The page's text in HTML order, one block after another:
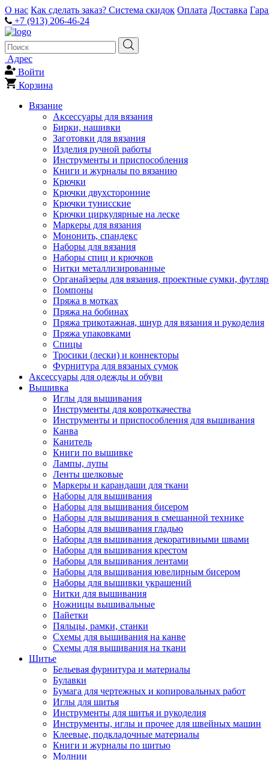
О нас Как сделать заказ? Система скидок Оплата Доставка
+7 (913) 206-46-24
Адрес
Войти
Корзина
Вязание
Аксессуары для вязания
Бирки, нашивки
Заготовки для вязания
Изделия ручной работы
Инструменты и приспособления
Книги и журналы по вязанию
Крючки
Крючки двухсторонние
Крючки тунисские
Крючки циркулярные на леске
Маркеры для вязания
Мононить, спандекс
Наборы для вязания
Наборы спиц и крючков
Нитки металлизированные
Органайзеры для вязания, проектные сумки,
Помпоны
Пряжа в мотках
Пряжа на бобинах
Пряжа трикотажная, шнур для вязания и рукоделия
Пряжа упаковками
Спицы
Тросики (лески) и коннекторы
Фурнитура для вязаных сумок
Аксессуары для одежды и обуви
Вышивка
Иглы для вышивания
Инструменты для ковроткачества
Инструменты и приспособления для вышивания
Канва
Канитель
Книги по вышивке
Лампы, лупы
Ленты шелковые
Маркеры и карандаши для ткани
Наборы для вышивания
Наборы для вышивания бисером
Наборы для вышивания в смешанной технике
Наборы для вышивания гладью
Наборы для вышивания декоративными швами
Наборы для вышивания крестом
Наборы для вышивания лентами
Наборы для вышивания ювелирным бисером
Наборы для вышивки украшений
Нитки для вышивания
Ножницы вышивальные
Пайетки
Пяльцы, рамки, станки
Схемы для вышивания на канве
Схемы для вышивания на ткани
Шитье
Бельевая фурнитура и материалы
Булавки
Бумага для чертежных и копировальных работ
Иглы для шитья
Инструменты для шитья и рукоделия
Инструменты, иглы и прочее для швейных машин
Клеевые, подкладочные материалы
Книги и журналы по шитью
Молнии